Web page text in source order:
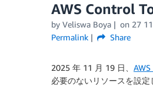
AWS Control
by Veliswa Boya on 27
Permalink
Share
2025 年 11 月 19 日、
必要のないリソースを設定